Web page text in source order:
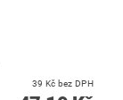
39 Kč bez DPH